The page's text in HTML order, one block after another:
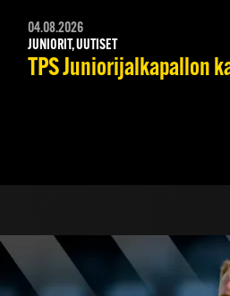
04.08.2026
JUNIORIT, UUTISET
TPS Juniorijalkapallon